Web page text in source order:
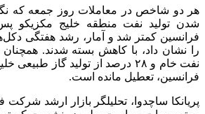
هر دو شاخص در معاملات روز جمعه که
شدن تولید نفت منطقه خلیج مکزیکو
فرانسین کمتر شد و آمار، رشد هفتگی
را نشان داد، با کاهش بسته شدند. همچنان
نفت خام و ۲۸ درصد از تولید گاز
فرانسین، تعطیل مانده است.
پریانکا ساچدوا، تحلیلگر بازار ارشد شرکت